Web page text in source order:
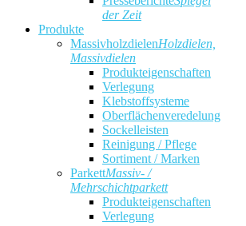
der Zeit
Produkte
MassivholzdielenHolzdielen,
Massivdielen
Produkteigenschaften
Verlegung
Klebstoffsysteme
Oberflächenveredelung
Sockelleisten
Reinigung / Pflege
Sortiment / Marken
ParkettMassiv- /
Mehrschichtparkett
Produkteigenschaften
Verlegung